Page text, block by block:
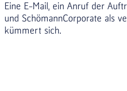
Eine E-Mail, ein Anruf der
und SchömannCorporate als
kümmert sich.